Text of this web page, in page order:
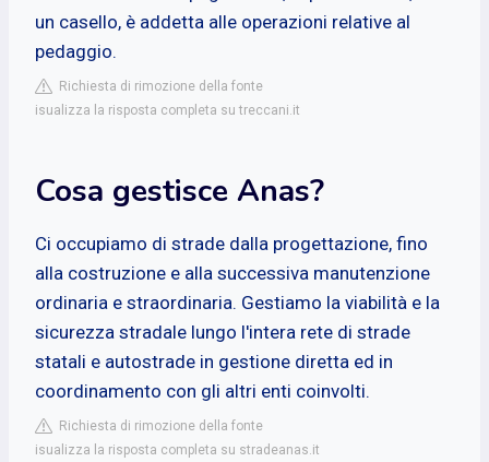
un casello, è addetta alle operazioni relative al
pedaggio.
Richiesta di rimozione della fonte
isualizza la risposta completa su treccani.it
Cosa gestisce Anas?
Ci occupiamo di strade dalla progettazione, fino
alla costruzione e alla successiva manutenzione
ordinaria e straordinaria. Gestiamo la viabilità e la
sicurezza stradale lungo l'intera rete di strade
statali e autostrade in gestione diretta ed in
coordinamento con gli altri enti coinvolti.
Richiesta di rimozione della fonte
isualizza la risposta completa su stradeanas.it